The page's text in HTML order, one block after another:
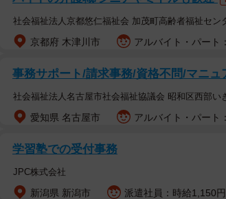
2月4日（日）0:55スタートの「新婚さんいら
ンターに勤めている。
出会いは4年ほど前。たった3カ月しか付き合
た。
社会福祉法人京都悠仁福祉会 加茂町高齢者福祉セン
京都府 木津川市 アルバイト・パート
事務サポート/請求事務/資格不問/マニ
社会福祉法人名古屋市社会福祉協議会 昭和区西部い
愛知県 名古屋市 アルバイト・パート
学習塾での受付事務
JPC株式会社
新潟県 新潟市 派遣社員：時給1,150